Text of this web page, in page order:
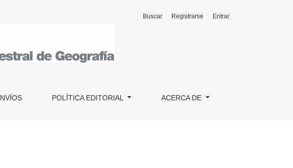
las Fuentes del Narcea, Degaña e Ibias / Evaluation by component
POLÍTICA EDITORIAL ACERCA DE
Buscar Registrarse Entrar